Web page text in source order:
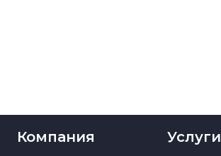
Компания Услуги